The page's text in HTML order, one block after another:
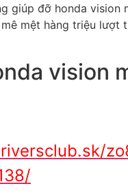
giúp đỡ honda vision
mệt hàng triệu lượt
vision